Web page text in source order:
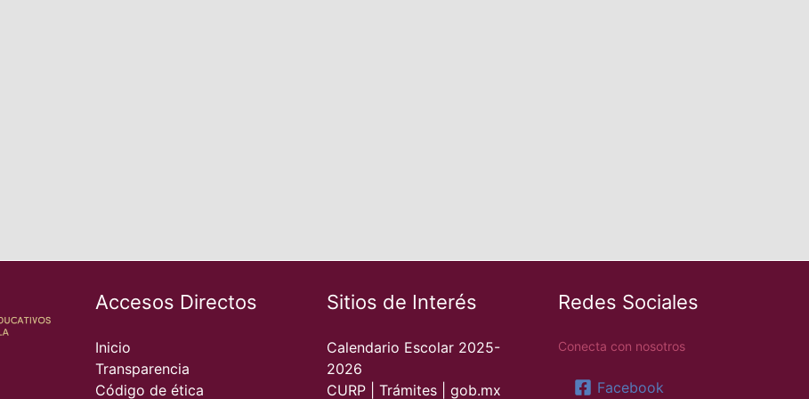
Accesos Directos
Inicio
Transparencia
Código de ética
Sitios de Interés
Calendario Escolar 2025-
2026
CURP | Trámites | gob.mx
Redes Sociales
Conecta con nosotros
Facebook